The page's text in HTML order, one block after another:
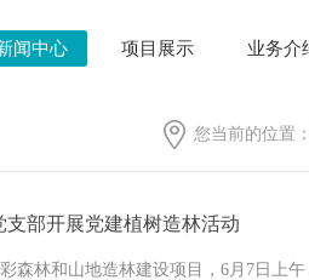
闻中心 项目展示 业务介
您当前的位置：
部开展党建植树造林活动
森林和山地造林建设项目，6月7日上